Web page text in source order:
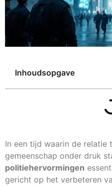
Inhoudsopgave
In een tijd waarin de relatie
gemeenschap onder druk
politiehervormingen
gericht op het verbeteren